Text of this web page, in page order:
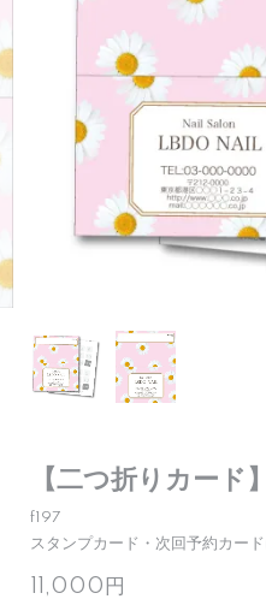
【二つ折りカード
f197
スタンプカード・次回予約カー
11,000円